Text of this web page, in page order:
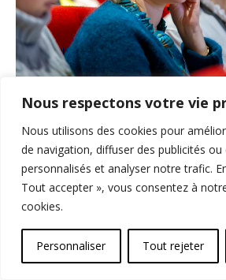
Nous respectons votre vie
Nous utilisons des cookies pour
de navigation, diffuser des publicités ou
personnalisés et analyser notre trafic.
Tout accepter », vous consentez à
cookies.
Personnaliser Tout rejeter
© SPAMA 2014 - 2026. Tous
footer